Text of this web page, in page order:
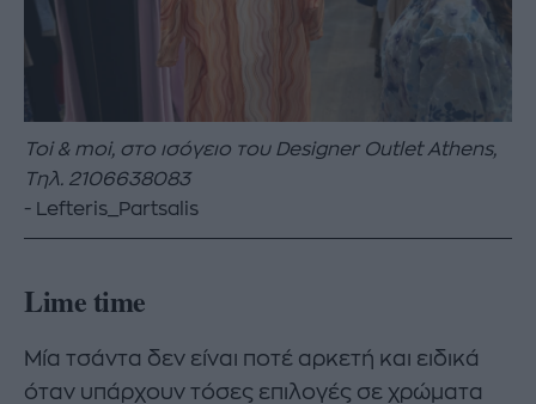
Toi & moi, στο ισόγειο τουDesigner Outlet Athens,
Τηλ. 2106638083
Lefteris_Partsalis
Lime time
Μία τσάντα δεν είναι ποτέ αρκετή και ειδικά
όταν υπάρχουν τόσες επιλογές σε χρώματα